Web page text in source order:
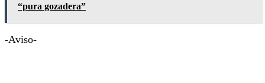
“pura gozadera”
-Aviso-